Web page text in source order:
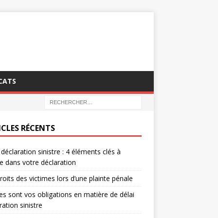
RÉCENTS
sinistre : 4 éléments clés à
dans votre déclaration
des victimes lors d’une plainte pénale
sont vos obligations en matière de délai
sinistre